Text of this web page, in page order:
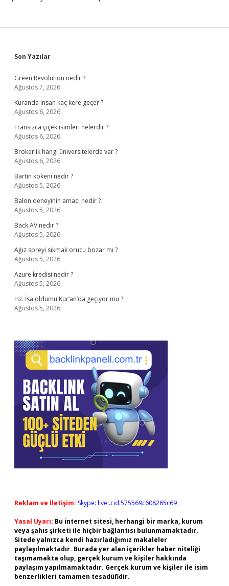
Sidebar
Son Yazılar
Green Revolution nedir ?
Ağustos 7, 2026
Kuranda insan kaç kere geçer ?
Ağustos 6, 2026
Fransızca çiçek isimleri nelerdir ?
Ağustos 6, 2026
Brokerlik hangi üniversitelerde var ?
Ağustos 6, 2026
Bartın kokeni nedir ?
Ağustos 5, 2026
Balon deneyinin amacı nedir ?
Ağustos 5, 2026
Back AV nedir ?
Ağustos 5, 2026
Ağız spreyi sıkmak orucu bozar mı ?
Ağustos 5, 2026
Azure kredisi nedir ?
Ağustos 5, 2026
Hz. İsa öldümü Kur’an’da geçiyor mu ?
Ağustos 5, 2026
Reklam ve İletişim: Skype: live:.cid.575569c608265c69
Yasal Uyarı: Bu internet sitesi, herhangi bir marka, kurum
veya şahıs şirketi ile hiçbir bağlantısı bulunmamaktadır.
Sitede yalnızca kendi hazırladığımız makaleler
paylaşılmaktadır. Burada yer alan içerikler haber niteliği
taşımamakta olup, gerçek kurum ve kişiler hakkında
paylaşım yapılmamaktadır. Gerçek kurum ve kişiler ile isim
benzerlikleri tamamen tesadüfidir.